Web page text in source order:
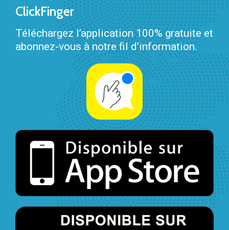
ClickFinger
Téléchargez l’application 100% gratuite et
abonnez-vous à notre fil d’information.